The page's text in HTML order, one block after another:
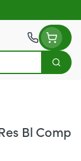
Zoek
Bl Comp